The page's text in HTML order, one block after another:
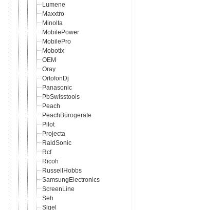
Lumene
Maxxtro
Minolta
MobilePower
MobilePro
Mobotix
OEM
Oray
OrtofonDj
Panasonic
PbSwisstools
Peach
PeachBürogeräte
Pilot
Projecta
RaidSonic
Rcf
Ricoh
RussellHobbs
SamsungElectronics
ScreenLine
Seh
Sigel